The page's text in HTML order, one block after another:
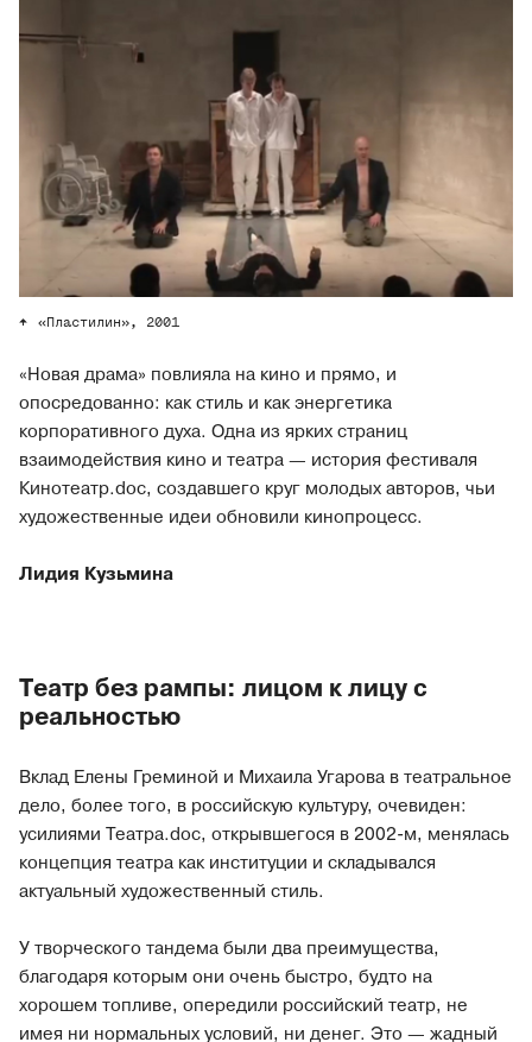
«Пластилин», 2001
«Новая драма» повлияла на кино и прямо, и
опосредованно: как стиль и как энергетика
корпоративного духа. Одна из ярких страниц
взаимодействия кино и театра — история фестиваля
Кинотеатр.doc, создавшего круг молодых авторов, чьи
художественные идеи обновили кинопроцесс.
Лидия Кузьмина
Театр без рампы: лицом к лицу с
реальностью
Вклад Елены Греминой и Михаила Угарова в театральное
дело, более того, в российскую культуру, очевиден:
усилиями Театра.doc, открывшегося в 2002-м, менялась
концепция театра как институции и складывался
актуальный художественный стиль.
У творческого тандема были два преимущества,
благодаря которым они очень быстро, будто на
хорошем топливе, опередили российский театр, не
имея ни нормальных условий, ни денег. Это — жадный